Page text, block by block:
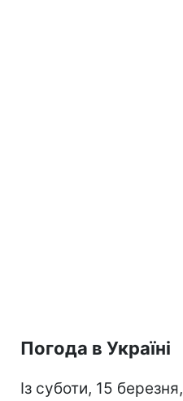
Погода в Україні
Із суботи, 15 березня,